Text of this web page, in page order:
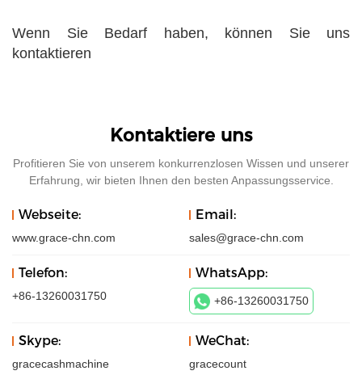
Wenn Sie Bedarf haben, können Sie uns
kontaktieren
Kontaktiere uns
Profitieren Sie von unserem konkurrenzlosen Wissen und unserer
Erfahrung, wir bieten Ihnen den besten Anpassungsservice.
Webseite:
www.grace-chn.com
Email:
sales@grace-chn.com
Telefon:
+86-13260031750
WhatsApp:
+86-13260031750
Skype:
gracecashmachine
WeChat:
gracecount